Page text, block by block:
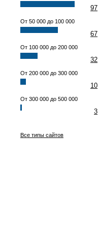
97
От 50 000 до 100 000
67
От 100 000 до 200 000
32
От 200 000 до 300 000
10
От 300 000 до 500 000
3
Все типы сайтов